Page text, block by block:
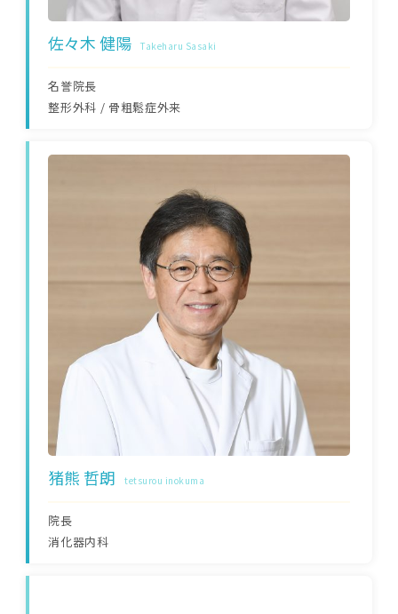
佐々木 健陽 Takeharu Sasaki
名誉院長
整形外科 / 骨粗鬆症外来
猪熊 哲朗 tetsurou inokuma
院長
消化器内科